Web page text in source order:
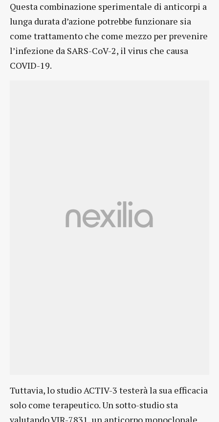
Questa combinazione sperimentale di anticorpi a
lunga durata d’azione potrebbe funzionare sia
come trattamento che come mezzo per prevenire
l’infezione da SARS-CoV-2, il virus che causa
COVID-19.
Tuttavia, lo studio ACTIV-3 testerà la sua efficacia
solo come terapeutico. Un sotto-studio sta